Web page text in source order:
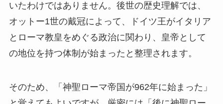
いたわけではありません。後世の歴史理解では、
オットー1世の戴冠によって、ドイツ王がイタリア
とローマ教皇をめぐる政治に関わり、皇帝として
の地位を持つ体制が始まったと整理されます。
そのため、「神聖ローマ帝国が962年に始まった」